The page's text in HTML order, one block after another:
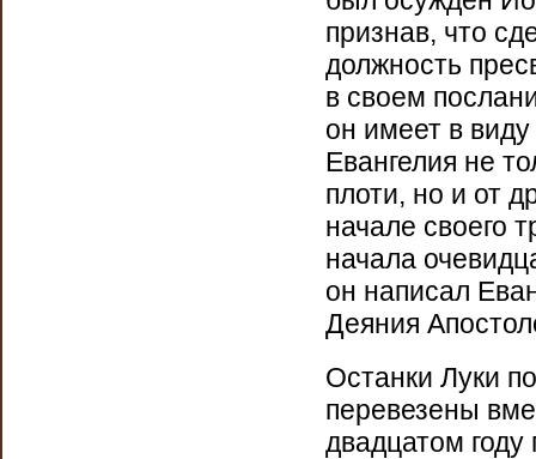
признав, что
должность
в своем
он имеет в
Евангелия не
плоти, но и от
начале своего
начала
он написал
Деяния
Останки Луки
перевезены
двадцатом